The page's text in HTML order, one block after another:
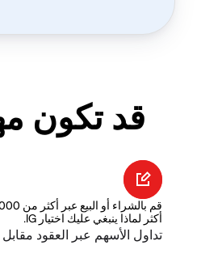
قد تكون
أكثر لماذا ينبغي عليك اختيار IG.